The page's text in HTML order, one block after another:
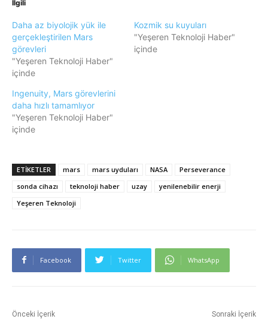
İlgili
Daha az biyolojik yük ile
gerçekleştirilen Mars
görevleri
"Yeşeren Teknoloji Haber"
içinde
Kozmik su kuyuları
"Yeşeren Teknoloji Haber"
içinde
Ingenuity, Mars görevlerini
daha hızlı tamamlıyor
"Yeşeren Teknoloji Haber"
içinde
ETIKETLER mars mars uyduları NASA
Perseverance
sonda cihazı
teknoloji haber uzay
yenilenebilir enerji
Yeşeren Teknoloji
Facebook Twitter WhatsApp
Önceki İçerik Sonraki İçerik